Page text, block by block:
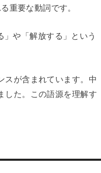
重要な動詞です。
や「解放する」という
スが含まれています。中
した。この語源を理解す